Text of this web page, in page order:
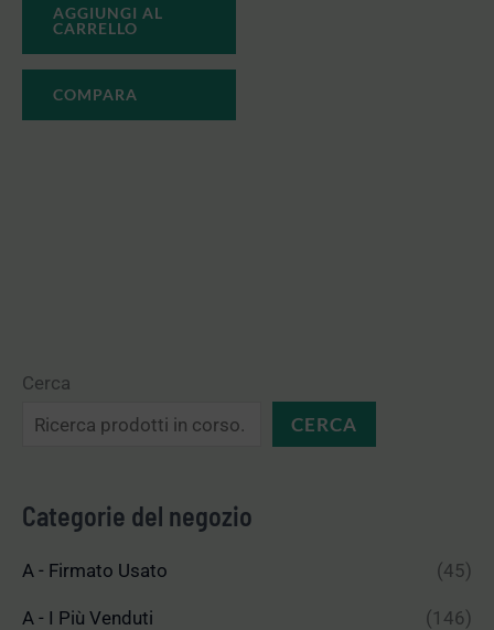
Cerca
CERCA
Categorie del negozio
A - Firmato Usato (45)
A - I Più Venduti (146)
AGGIUNGI AL
CARRELLO
COMPARA